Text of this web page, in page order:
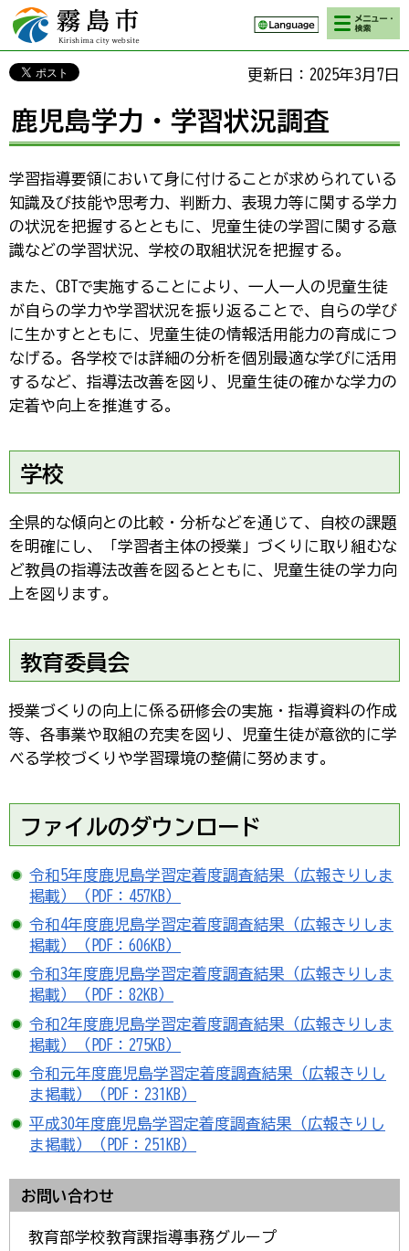
霧島市 Kirishima
city website
検索・メニ
ュー
更新日：2025年3月7日
鹿児島学力・学習状況調査
学習指導要領において身に付けることが求められている
知識及び技能や思考力、判断力、表現力等に関する学力
の状況を把握するとともに、児童生徒の学習に関する意
識などの学習状況、学校の取組状況を把握する。
また、CBTで実施することにより、一人一人の児童生徒
が自らの学力や学習状況を振り返ることで、自らの学び
に生かすとともに、児童生徒の情報活用能力の育成につ
なげる。各学校では詳細の分析を個別最適な学びに活用
するなど、指導法改善を図り、児童生徒の確かな学力の
定着や向上を推進する。
学校
全県的な傾向との比較・分析などを通じて、自校の課題
を明確にし、「学習者主体の授業」づくりに取り組むな
ど教員の指導法改善を図るとともに、児童生徒の学力向
上を図ります。
教育委員会
授業づくりの向上に係る研修会の実施・指導資料の作成
等、各事業や取組の充実を図り、児童生徒が意欲的に学
べる学校づくりや学習環境の整備に努めます。
ファイルのダウンロード
令和5年度鹿児島学習定着度調査結果（広報きりしま
掲載）（PDF：457KB）
令和4年度鹿児島学習定着度調査結果（広報きりしま
掲載）（PDF：606KB）
令和3年度鹿児島学習定着度調査結果（広報きりしま
掲載）（PDF：82KB）
令和2年度鹿児島学習定着度調査結果（広報きりしま
掲載）（PDF：275KB）
令和元年度鹿児島学習定着度調査結果（広報きりし
ま掲載）（PDF：231KB）
平成30年度鹿児島学習定着度調査結果（広報きりし
ま掲載）（PDF：251KB）
お問い合わせ
教育部学校教育課指導事務グループ